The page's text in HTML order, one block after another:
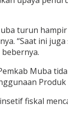
turun
“Saat ini
Muba
fiskal